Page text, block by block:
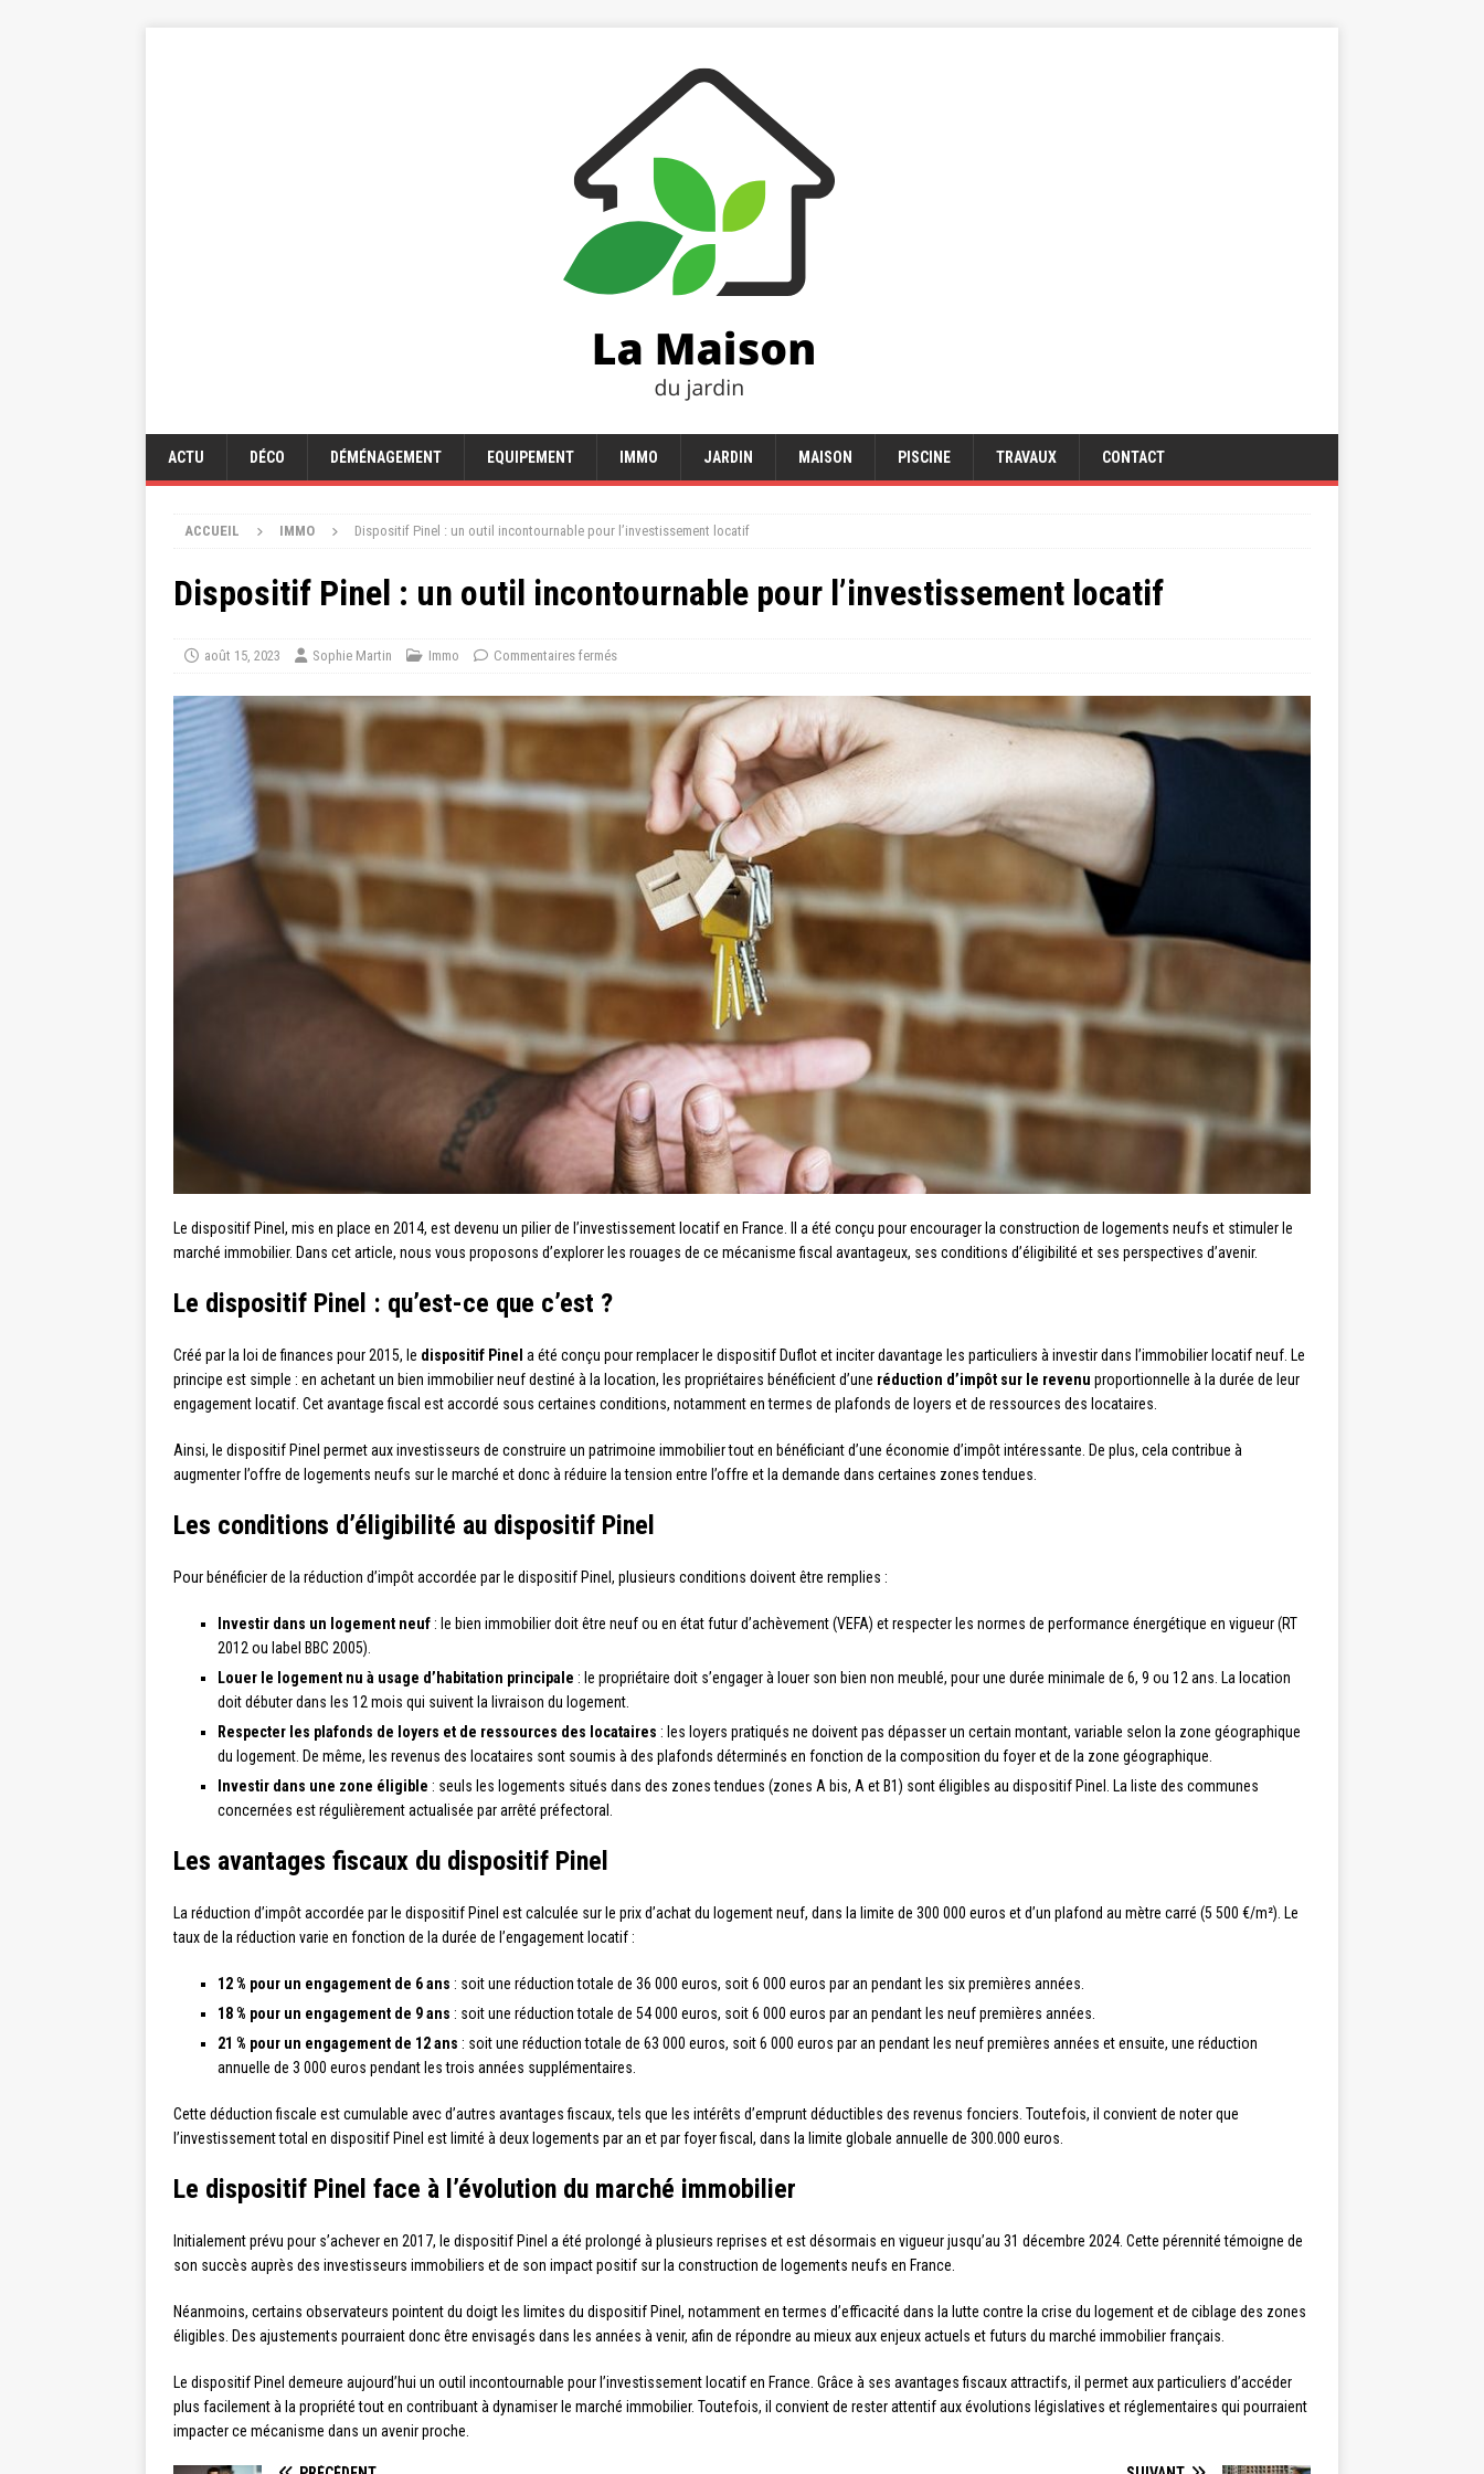
ACTU DÉCO DÉMÉNAGEMENT EQUIPEMENT IMMO JARDIN MAISON PISCINE TRAVAUX CONTACT
ACCUEIL IMMO Dispositif Pinel : un outil incontournable pour l’investissement locatif
Dispositif Pinel : un outil incontournable pour l’investissement locatif
août 15, 2023 Sophie Martin Immo Commentaires fermés
Le dispositif Pinel, mis en place en 2014, est devenu un pilier de l’investissement locatif en France. Il a été conçu pour encourager la construction de logements neufs et stimuler le
marché immobilier. Dans cet article, nous vous proposons d’explorer les rouages de ce mécanisme fiscal avantageux, ses conditions d’éligibilité et ses perspectives d’avenir.
Le dispositif Pinel : qu’est-ce que c’est ?
Créé par la loi de finances pour 2015, le dispositif Pinel a été conçu pour remplacer le dispositif Duflot et inciter davantage les particuliers à investir dans l’immobilier locatif neuf. Le
principe est simple : en achetant un bien immobilier neuf destiné à la location, les propriétaires bénéficient d’une réduction d’impôt sur le revenu proportionnelle à la durée de leur
engagement locatif. Cet avantage fiscal est accordé sous certaines conditions, notamment en termes de plafonds de loyers et de ressources des locataires.
Ainsi, le dispositif Pinel permet aux investisseurs de construire un patrimoine immobilier tout en bénéficiant d’une économie d’impôt intéressante. De plus, cela contribue à
augmenter l’offre de logements neufs sur le marché et donc à réduire la tension entre l’offre et la demande dans certaines zones tendues.
Les conditions d’éligibilité au dispositif Pinel
Pour bénéficier de la réduction d’impôt accordée par le dispositif Pinel, plusieurs conditions doivent être remplies :
Investir dans un logement neuf : le bien immobilier doit être neuf ou en état futur d’achèvement (VEFA) et respecter les normes de performance énergétique en vigueur (RT
2012 ou label BBC 2005).
Louer le logement nu à usage d’habitation principale : le propriétaire doit s’engager à louer son bien non meublé, pour une durée minimale de 6, 9 ou 12 ans. La location
doit débuter dans les 12 mois qui suivent la livraison du logement.
Respecter les plafonds de loyers et de ressources des locataires : les loyers pratiqués ne doivent pas dépasser un certain montant, variable selon la zone géographique
du logement. De même, les revenus des locataires sont soumis à des plafonds déterminés en fonction de la composition du foyer et de la zone géographique.
Investir dans une zone éligible : seuls les logements situés dans des zones tendues (zones A bis, A et B1) sont éligibles au dispositif Pinel. La liste des communes
concernées est régulièrement actualisée par arrêté préfectoral.
Les avantages fiscaux du dispositif Pinel
La réduction d’impôt accordée par le dispositif Pinel est calculée sur le prix d’achat du logement neuf, dans la limite de 300 000 euros et d’un plafond au mètre carré (5 500 €/m²). Le
taux de la réduction varie en fonction de la durée de l’engagement locatif :
12 % pour un engagement de 6 ans : soit une réduction totale de 36 000 euros, soit 6 000 euros par an pendant les six premières années.
18 % pour un engagement de 9 ans : soit une réduction totale de 54 000 euros, soit 6 000 euros par an pendant les neuf premières années.
21 % pour un engagement de 12 ans : soit une réduction totale de 63 000 euros, soit 6 000 euros par an pendant les neuf premières années et ensuite, une réduction
annuelle de 3 000 euros pendant les trois années supplémentaires.
Cette déduction fiscale est cumulable avec d’autres avantages fiscaux, tels que les intérêts d’emprunt déductibles des revenus fonciers. Toutefois, il convient de noter que
l’investissement total en dispositif Pinel est limité à deux logements par an et par foyer fiscal, dans la limite globale annuelle de 300.000 euros.
Le dispositif Pinel face à l’évolution du marché immobilier
Initialement prévu pour s’achever en 2017, le dispositif Pinel a été prolongé à plusieurs reprises et est désormais en vigueur jusqu’au 31 décembre 2024. Cette pérennité témoigne de
son succès auprès des investisseurs immobiliers et de son impact positif sur la construction de logements neufs en France.
Néanmoins, certains observateurs pointent du doigt les limites du dispositif Pinel, notamment en termes d’efficacité dans la lutte contre la crise du logement et de ciblage des zones
éligibles. Des ajustements pourraient donc être envisagés dans les années à venir, afin de répondre au mieux aux enjeux actuels et futurs du marché immobilier français.
Le dispositif Pinel demeure aujourd’hui un outil incontournable pour l’investissement locatif en France. Grâce à ses avantages fiscaux attractifs, il permet aux particuliers d’accéder
plus facilement à la propriété tout en contribuant à dynamiser le marché immobilier. Toutefois, il convient de rester attentif aux évolutions législatives et réglementaires qui pourraient
impacter ce mécanisme dans un avenir proche.